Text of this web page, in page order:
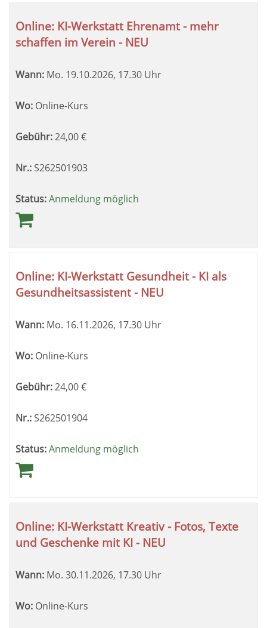
Online: KI-Werkstatt Ehrenamt - mehr
schaffen im Verein - NEU
Wann: Mo. 19.10.2026, 17.30 Uhr
Wo: Online-Kurs
Gebühr:24,00€
Nr.: S262501903
Status:Anmeldung möglich
Online: KI-Werkstatt Gesundheit - KI als
Gesundheitsassistent - NEU
Wann: Mo. 16.11.2026, 17.30 Uhr
Wo: Online-Kurs
Gebühr:24,00€
Nr.:S262501904
Status:Anmeldung möglich
Online: KI-Werkstatt Kreativ - Fotos, Texte
und Geschenke mit KI - NEU
Wann: Mo. 30.11.2026, 17.30 Uhr
Wo: Online-Kurs